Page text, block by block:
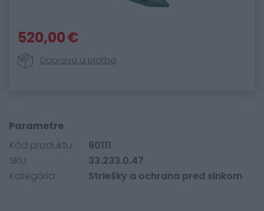
520,00 €
Doprava a platba
Parametre
Kód produktu:
90111
SKU:
33.233.0.47
Kategória:
Striešky a ochrana pred slnkom